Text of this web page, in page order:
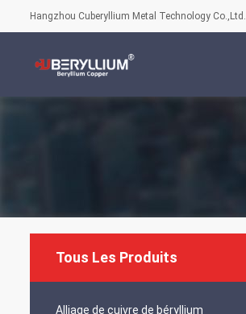
Hangzhou Cuberyllium Metal Technology Co.,Ltd.
Tous Les Produits
Alliage de cuivre de béryllium